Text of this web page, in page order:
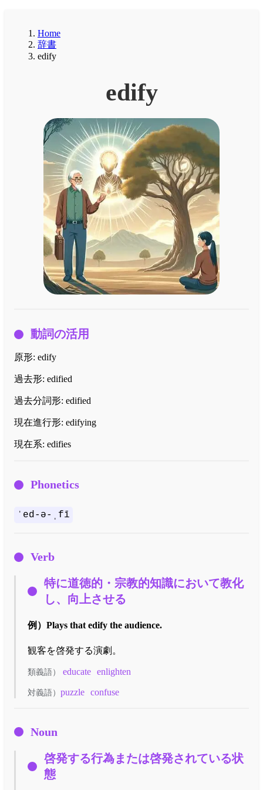
Home
辞書
edify
edify
動詞の活用
原形: edify
過去形: edified
過去分詞形: edified
現在進行形: edifying
現在系: edifies
Phonetics
ˈed-ə-ˌfī
Verb
特に道徳的・宗教的知識において教化
し、向上させる
例） Plays that edify the audience.
観客を啓発する演劇。
類義語） educate enlighten
対義語） puzzle confuse
Noun
啓発する行為または啓発されている状
態